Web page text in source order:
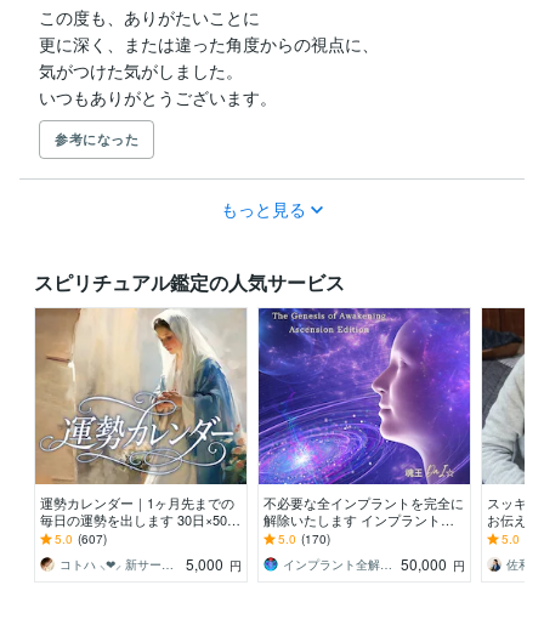
この度も、ありがたいことに
更に深く、または違った角度からの視点に、
気がつけた気がしました。
いつもありがとうございます。
参考になった
もっと見る
スピリチュアル鑑定の人気サービス
運勢カレンダー｜1ヶ月先までの
毎日の運勢を出します 30日×500
字のおよそ1万5千文字で細かく詳
細に記します
5.0 (607)
5,000 円
不必要な全インプラントを完全に
解除いたします インプラント全
解除創始者 × 魂の解放・カルマ浄
化・能力開花
5.0 (170)
50,000 円
スッキ
お伝え
間関係
持ち等◎
5.0